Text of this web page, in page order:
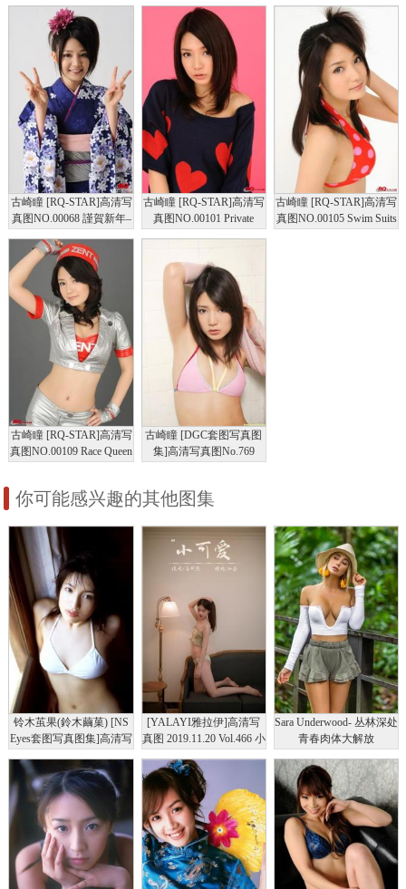
古崎瞳 [RQ-STAR]高清写
真图NO.00068 謹賀新年–
古崎瞳 [RQ-STAR]高清写
真图NO.00101 Private
古崎瞳 [RQ-STAR]高清写
真图NO.00105 Swim Suits
古崎瞳 [RQ-STAR]高清写
真图NO.00109 Race Queen
古崎瞳 [DGC套图写真图
集]高清写真图No.769
你可能感兴趣的其他图集
铃木茧果(鈴木繭菓) [NS
Eyes套图写真图集]高清写
[YALAYI雅拉伊]高清写
真图 2019.11.20 Vol.466 小
Sara Underwood- 丛林深处
青春肉体大解放